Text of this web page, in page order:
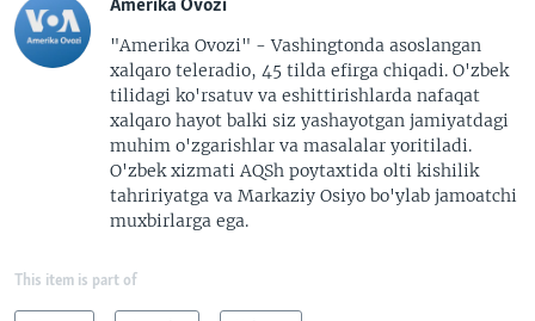
Amerika Ovozi
"Amerika Ovozi" - Vashingtonda asoslangan
xalqaro teleradio, 45 tilda efirga chiqadi. O'zbek
tilidagi ko'rsatuv va eshittirishlarda nafaqat
xalqaro hayot balki siz yashayotgan jamiyatdagi
muhim o'zgarishlar va masalalar yoritiladi.
O'zbek xizmati AQSh poytaxtida olti kishilik
tahririyatga va Markaziy Osiyo bo'ylab jamoatchi
muxbirlarga ega.
This item is part of